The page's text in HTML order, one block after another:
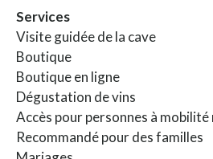
Services
Visite guidée de la cave
Boutique
Boutique en ligne
Dégustation de vins
Accès pour personnes à
Recommandé pour des familles